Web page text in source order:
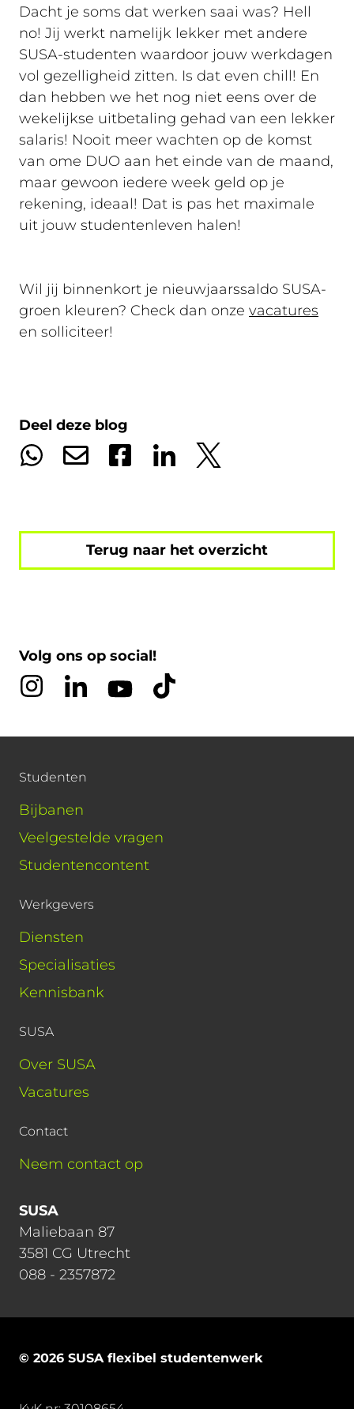
Dacht je soms dat werken saai was? Hell
no! Jij werkt namelijk lekker met andere
SUSA-studenten waardoor jouw werkdagen
vol gezelligheid zitten. Is dat even chill! En
dan hebben we het nog niet eens over de
wekelijkse uitbetaling gehad van een lekker
salaris! Nooit meer wachten op de komst
van ome DUO aan het einde van de maand,
maar gewoon iedere week geld op je
rekening, ideaal! Dat is pas het maximale
uit jouw studentenleven halen!
Wil jij binnenkort je nieuwjaarssaldo SUSA-
groen kleuren? Check dan onze vacatures
en solliciteer!
Deel deze blog
Terug naar het overzicht
Volg ons op social!
Studenten
Bijbanen
Veelgestelde vragen
Studentencontent
Werkgevers
Diensten
Specialisaties
Kennisbank
SUSA
Over SUSA
Vacatures
Contact
Neem contact op
SUSA
Maliebaan 87
3581 CG Utrecht
088 - 2357872
© 2026 SUSA flexibel studentenwerk